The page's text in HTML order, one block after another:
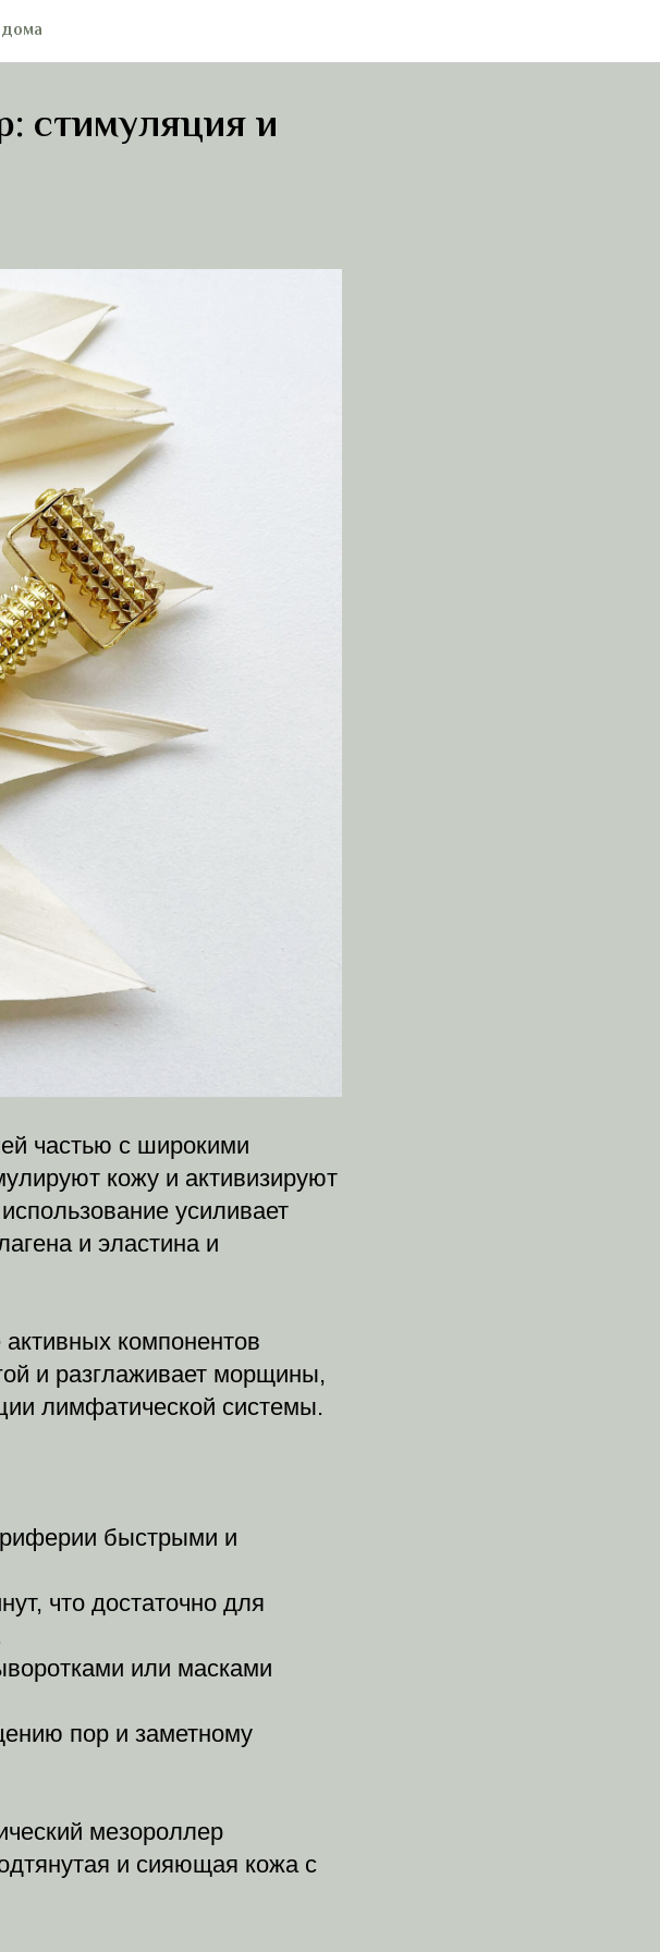
стимуляция и
частью с широкими
кожу и активизируют
усиливает
и эластина и
компонентов
и разглаживает морщины,
лимфатической системы.
быстрыми и
что достаточно для
или масками
пор и заметному
мезороллер
и сияющая кожа с